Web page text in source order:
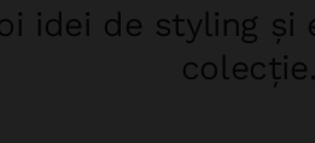
idei de styling și
colecție.